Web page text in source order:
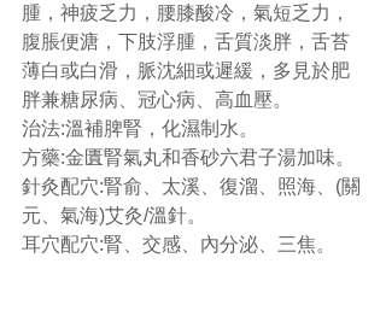
腫，神疲乏力，腰膝酸冷，氣短乏力，
腹脹便溏，下肢浮腫，舌質淡胖，舌苔
薄白或白滑，脈沈細或遲緩，多見於肥
胖兼糖尿病、冠心病、高血壓。
治法:溫補脾腎，化濕制水。
方藥:金匱腎氣丸和香砂六君子湯加味。
針灸配穴:腎俞、太溪、復溜、照海、(關
元、氣海)艾灸/溫針。
耳穴配穴​​:腎、交感、內分泌、三焦。